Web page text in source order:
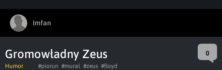
Imfan
Gromowładny Zeus 0
Humor #piorun #mural #zeus #floyd